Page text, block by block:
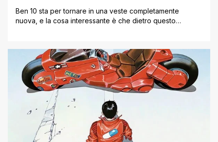
Ben 10 sta per tornare in una veste completamente
nuova, e la cosa interessante è che dietro questo
all’iconico eroe con l’Omnitrix, pensato come una sorta di
reboot in stile “Absolute”, un po’ come sta facendo [']